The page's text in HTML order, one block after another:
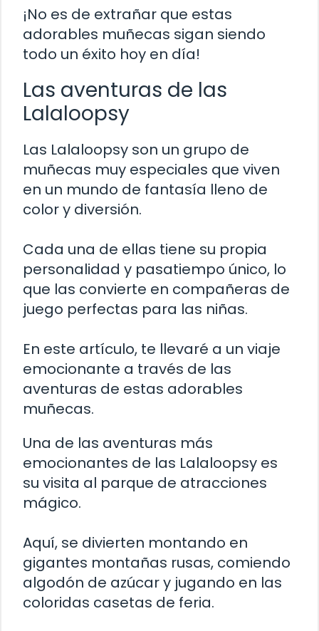
¡No es de extrañar que estas
adorables muñecas sigan siendo
todo un éxito hoy en día!
Las aventuras de las
Lalaloopsy
Las Lalaloopsy son un grupo de
muñecas muy especiales que viven
en un mundo de fantasía lleno de
color y diversión.
Cada una de ellas tiene su propia
personalidad y pasatiempo único, lo
que las convierte en compañeras de
juego perfectas para las niñas.
En este artículo, te llevaré a un viaje
emocionante a través de las
aventuras de estas adorables
muñecas.
Una de las aventuras más
emocionantes de las Lalaloopsy es
su visita al parque de atracciones
mágico.
Aquí, se divierten montando en
gigantes montañas rusas, comiendo
algodón de azúcar y jugando en las
coloridas casetas de feria.